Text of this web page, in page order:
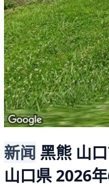
新闻 黑熊 山
山口県 2026